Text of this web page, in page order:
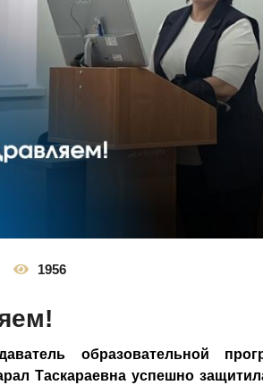
1956
образовательной
Таскараевна успешно